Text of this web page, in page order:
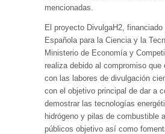
mencionadas.
El proyecto DivulgaH2,
Española para la Ciencia y la
Ministerio de Economía y
realiza debido al compromiso que
con las labores de divulgación
con el objetivo principal de dar a
demostrar las tecnologías
hidrógeno y pilas de combustible
públicos objetivo así como